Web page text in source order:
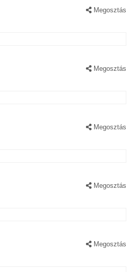
Megosztás
Megosztás
Megosztás
Megosztás
Megosztás